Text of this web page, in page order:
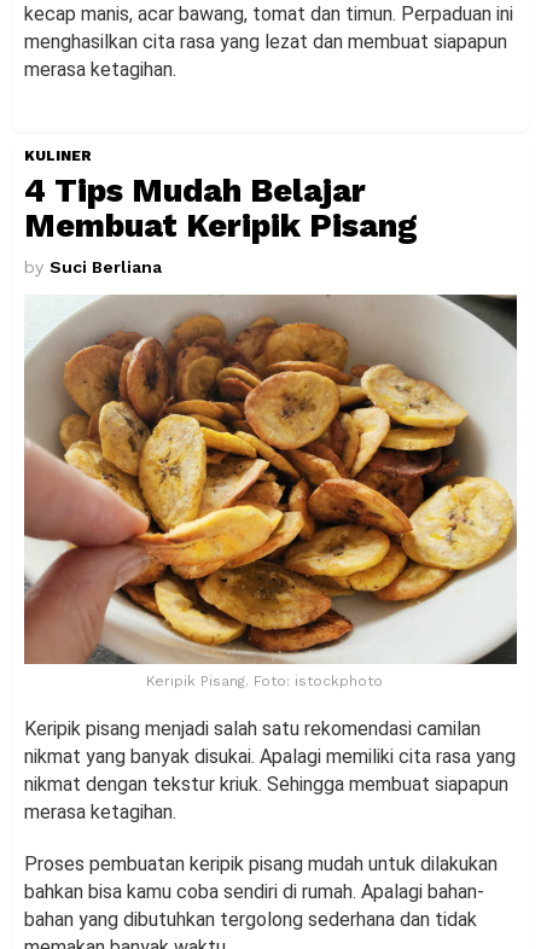
kecap manis, acar bawang, tomat dan timun. Perpaduan ini
menghasilkan cita rasa yang lezat dan membuat siapapun
merasa ketagihan.
KULINER
4 Tips Mudah Belajar
Membuat Keripik Pisang
by Suci Berliana
Keripik Pisang. Foto: istockphoto
Keripik pisang menjadi salah satu rekomendasi camilan
nikmat yang banyak disukai. Apalagi memiliki cita rasa yang
nikmat dengan tekstur kriuk. Sehingga membuat siapapun
merasa ketagihan.
Proses pembuatan keripik pisang mudah untuk dilakukan
bahkan bisa kamu coba sendiri di rumah. Apalagi bahan-
bahan yang dibutuhkan tergolong sederhana dan tidak